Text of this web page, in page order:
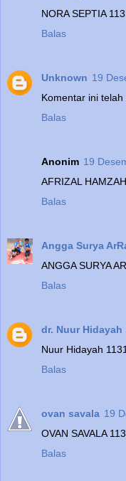
NORA SEPTIA
Balas
Unknown 19
Komentar ini telah
Balas
Anonim 19
AFRIZAL
Balas
Angga Surya
ANGGA SURYA
Balas
dr. Nuur Hidayah
Nuur Hidayah
Balas
ovan savala 19
OVAN SAVALA
Balas